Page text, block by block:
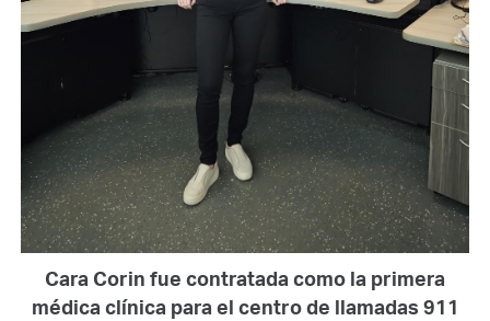
Cara Corin fue contratada como la primera
médica clínica para el centro de llamadas 911